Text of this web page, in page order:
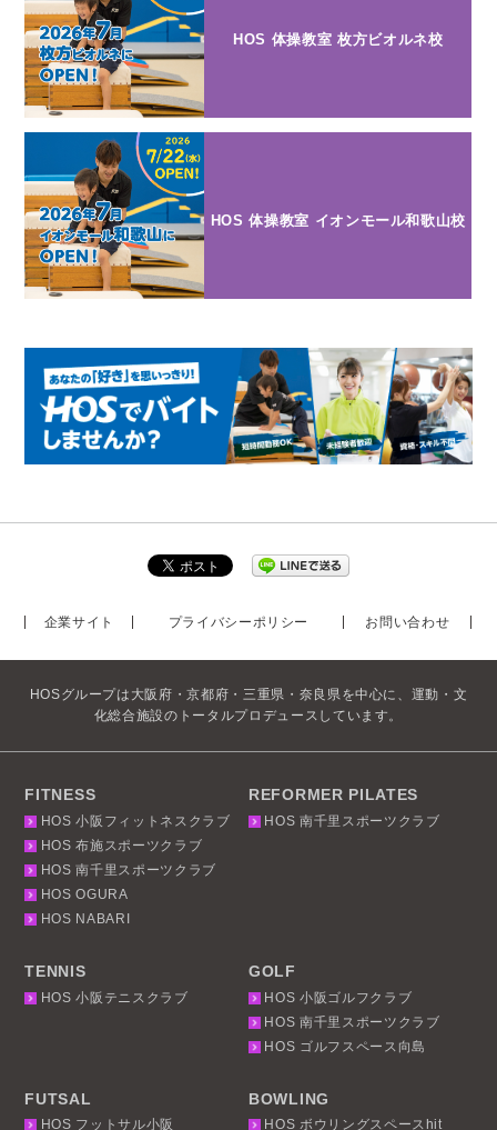
HOS 体操教室 枚方ビオルネ校
HOS 体操教室 イオンモール和歌山校
企業サイト プライバシーポリシー お問い合わせ
HOSグループは大阪府・京都府・三重県・奈良県を中心に、運動・文
化総合施設のトータルプロデュースしています。
FITNESS
HOS 小阪フィットネスクラブ
HOS 布施スポーツクラブ
HOS 南千里スポーツクラブ
HOS OGURA
HOS NABARI
REFORMER PILATES
HOS 南千里スポーツクラブ
TENNIS
HOS 小阪テニスクラブ
GOLF
HOS 小阪ゴルフクラブ
HOS 南千里スポーツクラブ
HOS ゴルフスペース向島
FUTSAL
HOS フットサル小阪
BOWLING
HOS ボウリングスペースhit